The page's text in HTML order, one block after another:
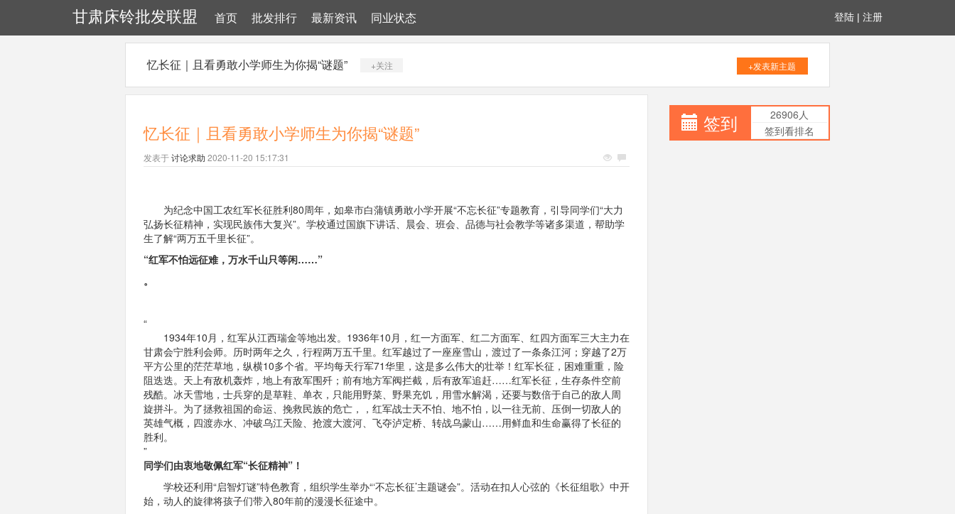
甘肃床铃批发联盟 首页 批发排行 最新资讯 同业状态 登陆 | 注册
忆长征｜且看勇敢小学师生为你揭“谜题” +关注 +发表新主题
忆长征｜且看勇敢小学师生为你揭“谜题”
发表于讨论求助 2020-11-20 15:17:31
为纪念中国工农红军长征胜利80周年，如皋市白蒲镇勇敢小学开展“不忘长征”专题教育，引导同学们“大力
弘扬长征精神，实现民族伟大复兴”。学校通过国旗下讲话、晨会、班会、品德与社会教学等诸多渠道，帮助学
生了解“两万五千里长征”。
“红军不怕远征难，万水千山只等闲……”
。
“
1934年10月，红军从江西瑞金等地出发。1936年10月，红一方面军、红二方面军、红四方面军三大主力在
甘肃会宁胜利会师。历时两年之久，行程两万五千里。红军越过了一座座雪山，渡过了一条条江河；穿越了2万
平方公里的茫茫草地，纵横10多个省。平均每天行军71华里，这是多么伟大的壮举！红军长征，困难重重，险
阻迭迭。天上有敌机轰炸，地上有敌军围歼；前有地方军阀拦截，后有敌军追赶……红军长征，生存条件空前
残酷。冰天雪地，士兵穿的是草鞋、单衣，只能用野菜、野果充饥，用雪水解渴，还要与数倍于自己的敌人周
旋拼斗。为了拯救祖国的命运、挽救民族的危亡，，红军战士天不怕、地不怕，以一往无前、压倒一切敌人的
英雄气概，四渡赤水、冲破乌江天险、抢渡大渡河、飞夺泸定桥、转战乌蒙山……用鲜血和生命赢得了长征的
胜利。
”
同学们由衷地敬佩红军“长征精神”！
学校还利用“启智灯谜”特色教育，组织学生举办“‘不忘长征’主题谜会”。活动在扣人心弦的《长征组歌》中开
始，动人的旋律将孩子们带入80年前的漫漫长征途中。
签到
26906人
签到看排名